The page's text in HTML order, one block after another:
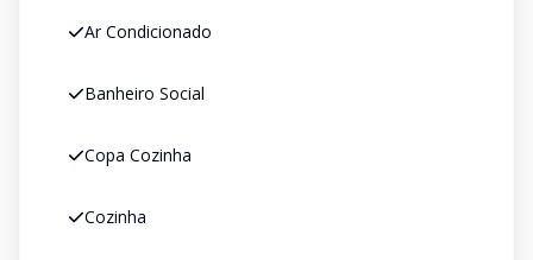
Ar Condicionado
Banheiro Social
Copa Cozinha
Cozinha